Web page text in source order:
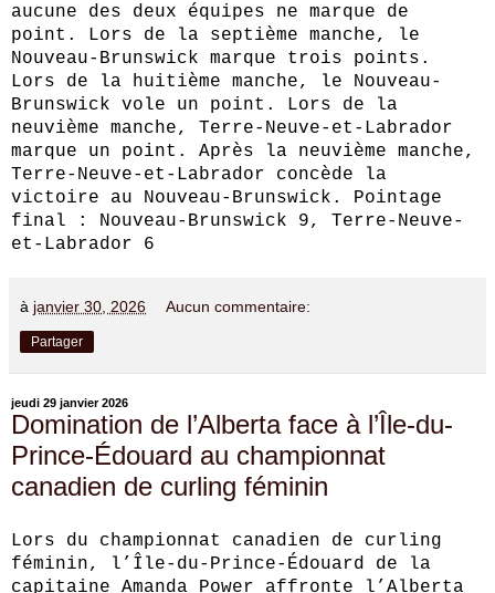
aucune des deux équipes ne marque de
point. Lors de la septième manche, le
Nouveau-Brunswick marque trois points.
Lors de la huitième manche, le Nouveau-
Brunswick vole un point. Lors de la
neuvième manche, Terre-Neuve-et-Labrador
marque un point. Après la neuvième manche,
Terre-Neuve-et-Labrador concède la
victoire au Nouveau-Brunswick. Pointage
final : Nouveau-Brunswick 9, Terre-Neuve-
et-Labrador 6
à janvier 30, 2026 Aucun commentaire:
Partager
jeudi 29 janvier 2026
Domination de l’Alberta face à l’Île-du-
Prince-Édouard au championnat
canadien de curling féminin
Lors du championnat canadien de curling
féminin, l’Île-du-Prince-Édouard de la
capitaine Amanda Power affronte l’Alberta